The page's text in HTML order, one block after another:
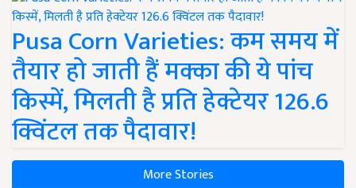
Pusa Corn Varieties: कम समय में
तैयार हो जाती हैं मक्का की ये पांच
किस्में, मिलती है प्रति हेक्टेयर 126.6
क्विंटल तक पैदावार!
More Stories